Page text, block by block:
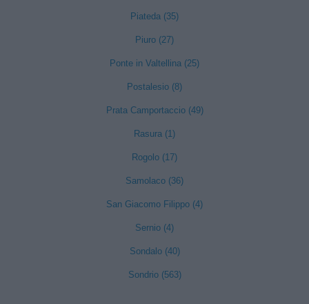
Piateda (35)
Piuro (27)
Ponte in Valtellina (25)
Postalesio (8)
Prata Camportaccio (49)
Rasura (1)
Rogolo (17)
Samolaco (36)
San Giacomo Filippo (4)
Sernio (4)
Sondalo (40)
Sondrio (563)